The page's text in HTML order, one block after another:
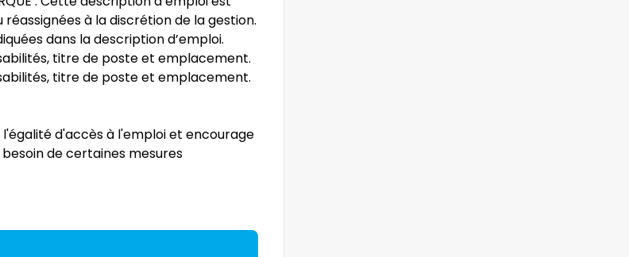
à la discrétion de la gestion.
dans la description d’emploi.
titre de poste et emplacement.
titre de poste et emplacement.
d'accès à l'emploi et encourage
de certaines mesures